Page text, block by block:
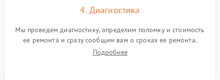
4. Диагностика
Мы проведем диагностику, определим поломку и стоимость
ее ремонта и сразу сообщим вам о сроках ее ремонта.
Подробнее